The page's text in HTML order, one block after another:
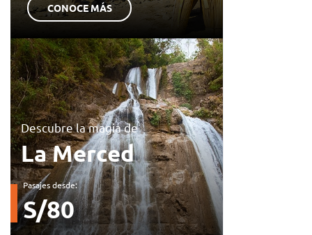
CONOCE MÁS
Descubre la magia de
La Merced
Pasajes desde:
S/80